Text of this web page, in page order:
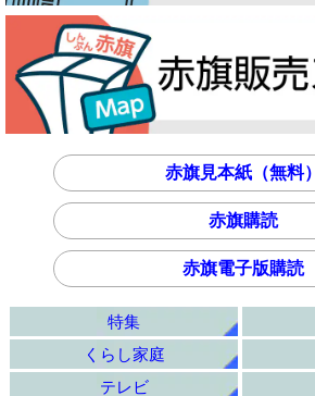
赤旗見本紙（無料）
赤旗購読
赤旗電子版購読
特集
くらし家庭
テレビ